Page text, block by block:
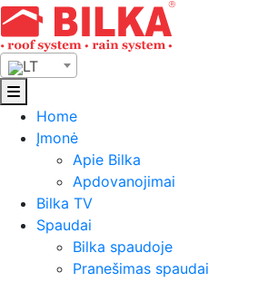
Skip
to
content
LT
Home
Įmonė
Apie Bilka
Apdovanojimai
Bilka TV
Spaudai
Bilka spaudoje
Pranešimas spaudai